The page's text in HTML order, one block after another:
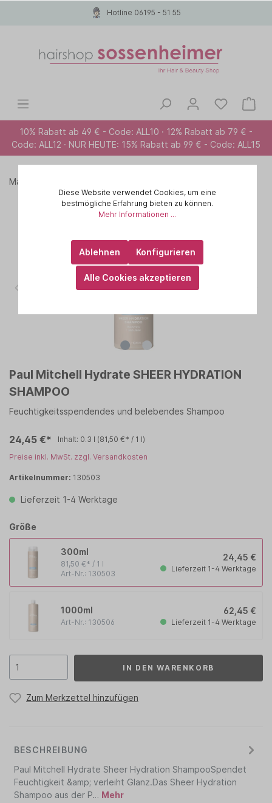
Hotline 06195 - 51 55
10% Rabatt ab 49 € - Code: ALL10 · 12% Rabatt ab 79 € -
Code: ALL12 · NUR HEUTE: 15% Rabatt ab 99 € - Code: ALL15
Marken A-Z
Paul Mitchell Hydrate SHEER HYDRATION
SHAMPOO
Feuchtigkeitsspendendes und belebendes Shampoo
24,45 €* Inhalt: 0.3 l (81,50 €* / 1 l)
Preise inkl. MwSt. zzgl. Versandkosten
Artikelnummer: 130503
Lieferzeit 1-4 Werktage
Größe
300ml
81,50 €* / 1 l
Art-Nr.: 130503
24,45 €
Lieferzeit 1-4 Werktage
1000ml
Art-Nr.: 130506
62,45 €
Lieferzeit 1-4 Werktage
IN DEN WARENKORB
Zum Merkzettel hinzufügen
BESCHREIBUNG
Paul Mitchell Hydrate Sheer Hydration ShampooSpendet
Feuchtigkeit &amp; verleiht Glanz.Das Sheer Hydration
Shampoo aus der P… Mehr
Diese Website verwendet Cookies, um eine
bestmögliche Erfahrung bieten zu können.
Mehr Informationen ...
Ablehnen Konfigurieren
Alle Cookies akzeptieren